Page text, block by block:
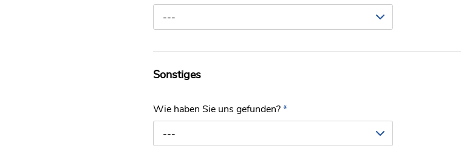
---
Sonstiges
Wie haben Sie uns gefunden?*
---